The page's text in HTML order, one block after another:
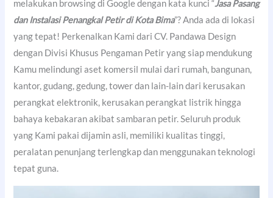
melakukan browsing di Google dengan kata kunci “Jasa Pasang
dan Instalasi Penangkal Petir di Kota Bima”? Anda ada di lokasi
yang tepat! Perkenalkan Kami dari CV. Pandawa Design
dengan Divisi Khusus Pengaman Petir yang siap mendukung
Kamu melindungi aset komersil mulai dari rumah, bangunan,
kantor, gudang, gedung, tower dan lain-lain dari kerusakan
perangkat elektronik, kerusakan perangkat listrik hingga
bahaya kebakaran akibat sambaran petir. Seluruh produk
yang Kami pakai dijamin asli, memiliki kualitas tinggi,
peralatan penunjang terlengkap dan menggunakan teknologi
tepat guna.